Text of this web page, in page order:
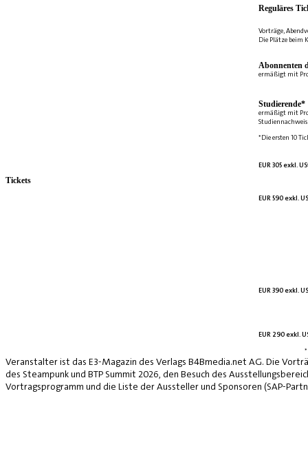
Reguläres
Vorträge,
Die Plätze beim
Abonnenten
ermäßigt mit
Studierende*
ermäßigt mit
*Die ersten 10
EUR 305 exkl.
EUR 590 exkl.
EUR 390 exkl.
EUR 290 exkl.
Tickets
Veranstalter ist das E3-Magazin des Verlags B4Bmedia.net AG. Die
des Steampunk und BTP Summit 2026, den Besuch des
Vortragsprogramm und die Liste der Aussteller und Sponsoren (SAP-